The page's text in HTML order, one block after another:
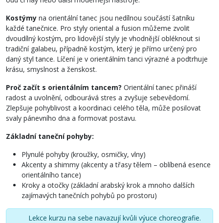
Kostýmy na orientální tanec jsou nedílnou součástí šatníku
každé tanečnice. Pro styly oriental a fusion můžeme zvolit
dvoudílný kostým, pro lidovější styly je vhodnější obléknout si
tradiční galabeu, případně kostým, který je přímo určený pro
daný styl tance. Líčení je v orientálním tanci výrazné a podtrhuje
krásu, smyslnost a ženskost.
Proč začít s orientálním tancem? Orientální tanec přináší
radost a uvolnění, odbourává stres a zvyšuje sebevědomí.
Zlepšuje pohyblivost a koordinaci celého těla, může posilovat
svaly pánevního dna a formovat postavu.
Základní taneční pohyby:
Plynulé pohyby (kroužky, osmičky, vlny)
Akcenty a shimmy (akcenty a třasy tělem – oblíbená esence
orientálního tance)
Kroky a otočky (základní arabský krok a mnoho dalších
zajímavých tanečních pohybů po prostoru)
Lekce kurzu na sebe navazují kvůli výuce choreografie.